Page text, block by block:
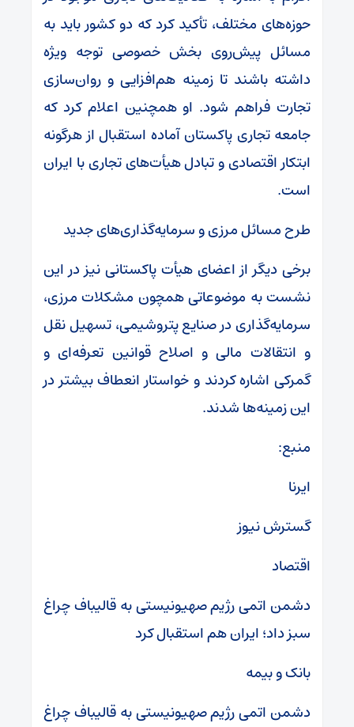
حوزه‌های مختلف، تأکید کرد که دو کشور باید به
مسائل پیش‌روی بخش خصوصی توجه ویژه
داشته باشند تا زمینه هم‌افزایی و روان‌سازی
تجارت فراهم شود. او همچنین اعلام کرد که
جامعه تجاری پاکستان آماده استقبال از هرگونه
ابتکار اقتصادی و تبادل هیأت‌های تجاری با ایران
است.
طرح مسائل مرزی و سرمایه‌گذاری‌های جدید
برخی دیگر از اعضای هیأت پاکستانی نیز در این
نشست به موضوعاتی همچون مشکلات مرزی،
سرمایه‌گذاری در صنایع پتروشیمی، تسهیل نقل
و انتقالات مالی و اصلاح قوانین تعرفه‌ای و
گمرکی اشاره کردند و خواستار انعطاف بیشتر در
این زمینه‌ها شدند.
منبع:
ایرنا
گسترش نیوز
اقتصاد
دشمن اتمی رژیم صهیونیستی به قالیباف چراغ
سبز داد؛ ایران هم استقبال کرد
بانک و بیمه
دشمن اتمی رژیم صهیونیستی به قالیباف چراغ